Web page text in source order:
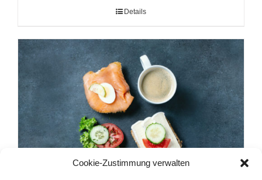
Cookie-Zustimmung verwalten
Details